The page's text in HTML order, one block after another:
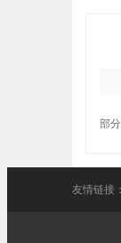
部
友情链接：